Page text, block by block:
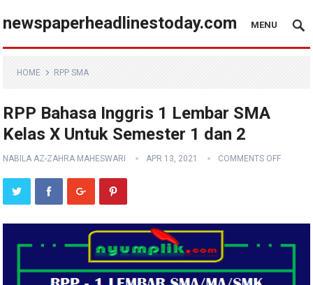
newspaperheadlinestoday.com MENU
HOME RPP SMA
RPP Bahasa Inggris 1 Lembar SMA
Kelas X Untuk Semester 1 dan 2
NABILA AZ-ZAHRA MAHESWARI APR 13, 2021 COMMENTS OFF